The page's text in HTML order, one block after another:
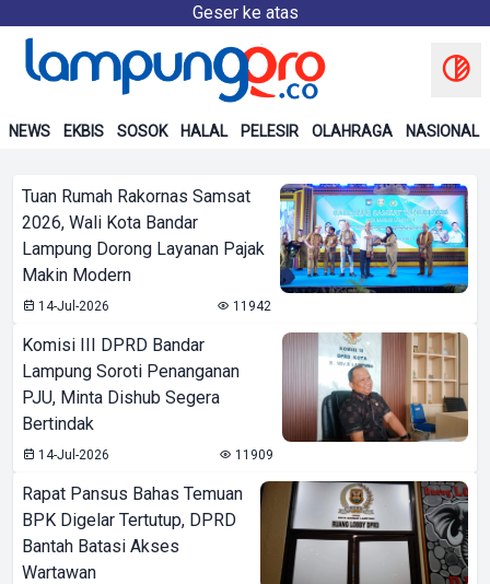
Geser ke atas
NEWS EKBIS SOSOK HALAL PELESIR OLAHRAGA NASIONAL
Tuan Rumah Rakornas Samsat
2026, Wali Kota Bandar
Lampung Dorong Layanan Pajak
Makin Modern
14-Jul-2026 11942
Komisi III DPRD Bandar
Lampung Soroti Penanganan
PJU, Minta Dishub Segera
Bertindak
14-Jul-2026 11909
Rapat Pansus Bahas Temuan
BPK Digelar Tertutup, DPRD
Bantah Batasi Akses
Wartawan